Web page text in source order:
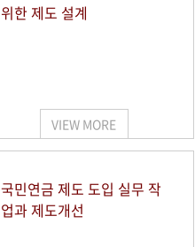
위한 제도 설계
VIEW MORE
국민연금 제도 도입 실무 작
업과 제도개선